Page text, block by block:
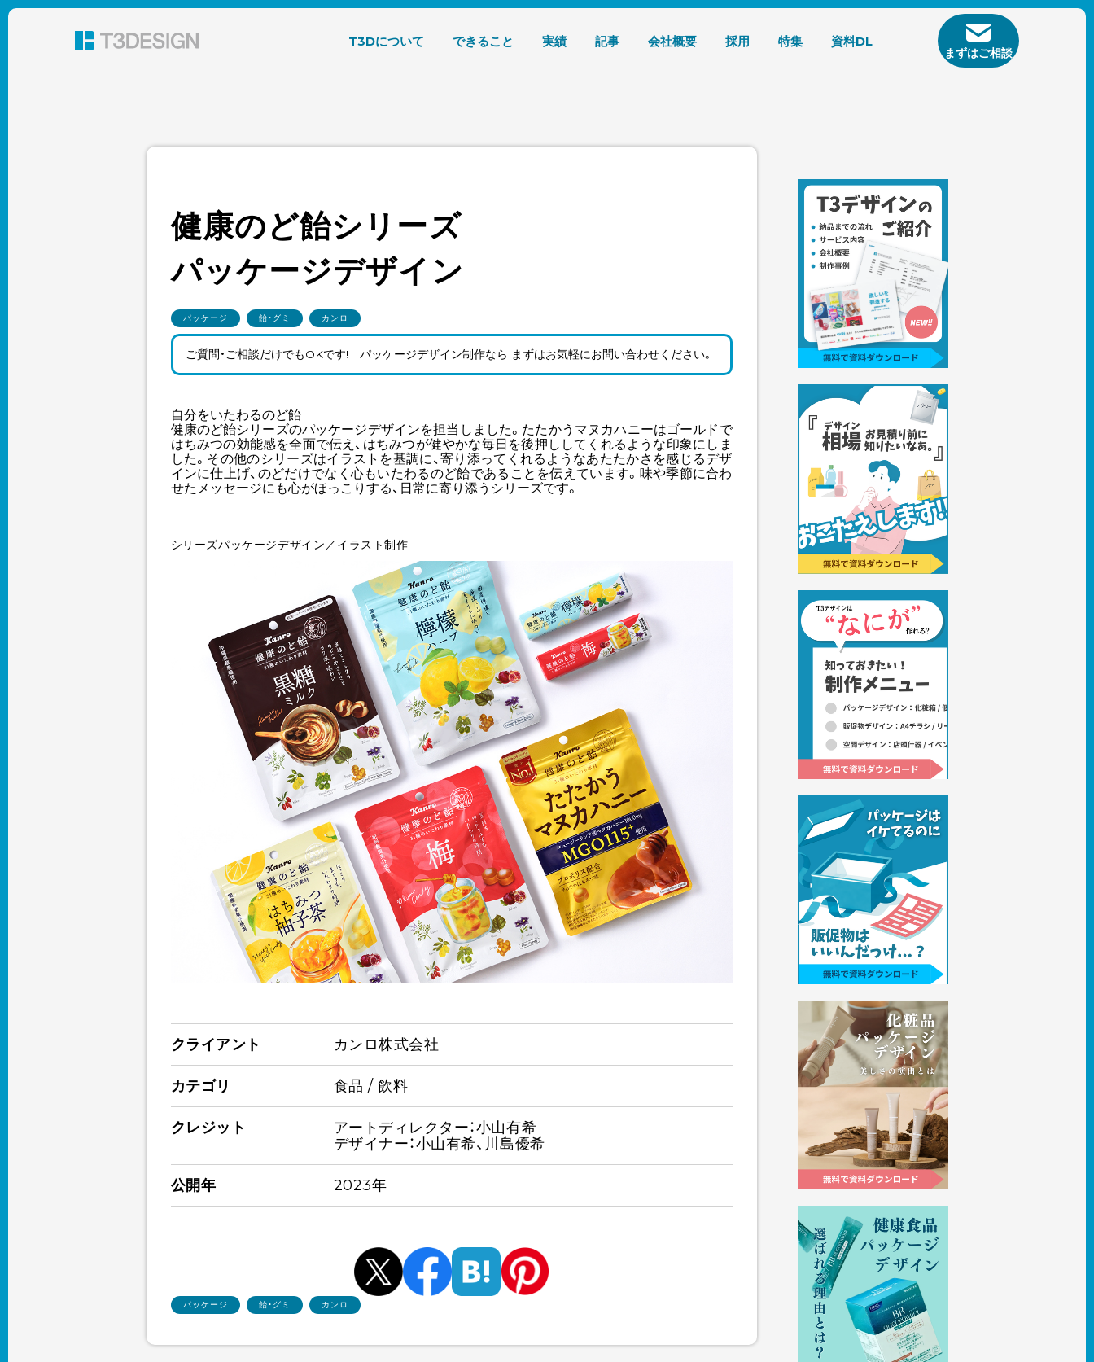
東京都渋谷のパッケージデザイン・グラフィックデザイン 株式会社T3デザイン
T3Dについて できること 実績 記事 会社概要 採用 特集 資料DL
まずはご相談
健康のど飴シリーズ
パッケージデザイン
パッケージ 飴・グミ カンロ
ご質問・ご相談だけでもOKです! パッケージデザイン制作なら まずはお気軽にお問い合わせください。
自分をいたわるのど飴
健康のど飴シリーズのパッケージデザインを担当しました。たたかうマヌカハニーはゴールドで
はちみつの効能感を全面で伝え、はちみつが健やかな毎日を後押ししてくれるような印象にしま
した。その他のシリーズはイラストを基調に、寄り添ってくれるようなあたたかさを感じるデザ
インに仕上げ、のどだけでなく心もいたわるのど飴であることを伝えています。味や季節に合わ
せたメッセージにも心がほっこりする、日常に寄り添うシリーズです。
シリーズパッケージデザイン／イラスト制作
クライアント カンロ株式会社
カテゴリ 食品 / 飲料
クレジット
アートディレクター：小山有希
デザイナー：小山有希、川島優希
公開年 2023年
パッケージ 飴・グミ カンロ